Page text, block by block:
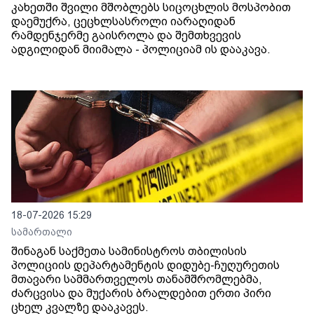
კახეთში შვილი მშობლებს სიცოცხლის მოსპობით
დაემუქრა, ცეცხლსასროლი იარაღიდან
რამდენჯერმე გაისროლა და შემთხვევის
ადგილიდან მიიმალა - პოლიციამ ის დააკავა.
18-07-2026 15:29
სამართალი
შინაგან საქმეთა სამინისტროს თბილისის
პოლიციის დეპარტამენტის დიდუბე-ჩუღურეთის
მთავარი სამმართველოს თანამშრომლებმა,
ძარცვისა და მუქარის ბრალდებით ერთი პირი
ცხელ კვალზე დააკავეს.